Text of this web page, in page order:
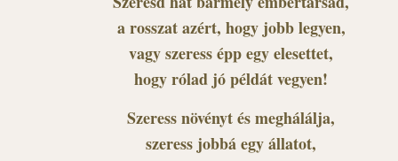
a rosszat azért, hogy jobb legyen,
vagy szeress épp egy elesettet,
hogy rólad jó példát vegyen!
Szeress növényt és meghálálja,
szeress jobbá egy állatot,